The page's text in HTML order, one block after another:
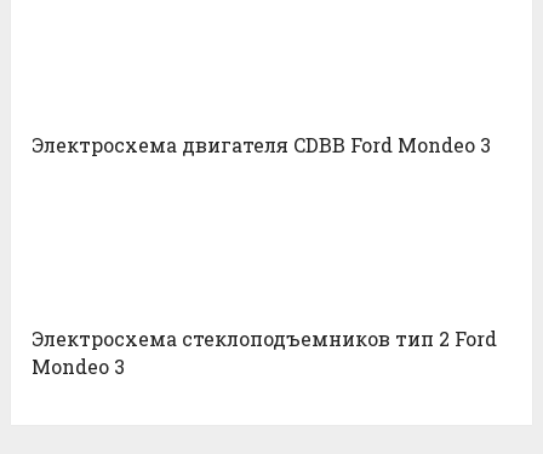
Электросхема двигателя CDBB Ford Mondeo 3
Электросхема стеклоподъемников тип 2 Ford
Mondeo 3